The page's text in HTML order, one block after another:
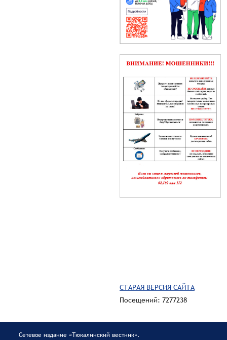
СТАРАЯ ВЕРСИЯ САЙТА
Посещений: 7277238
Сетевое издание «Тюкалинский вестник».